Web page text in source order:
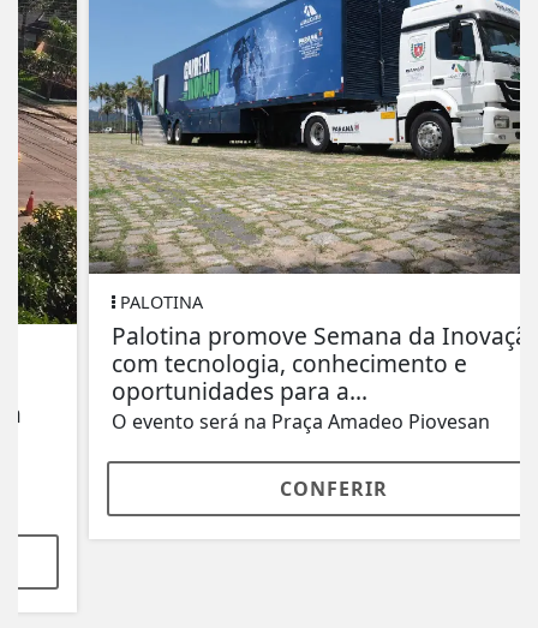
PALOTINA
Palotina promove Semana da Inovação
com tecnologia, conhecimento e
oportunidades para a...
O evento será na Praça Amadeo Piovesan
CONFERIR